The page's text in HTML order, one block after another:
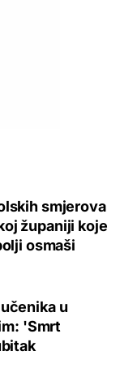
smjerova
županiji koje
osmaši
u
'Smrt